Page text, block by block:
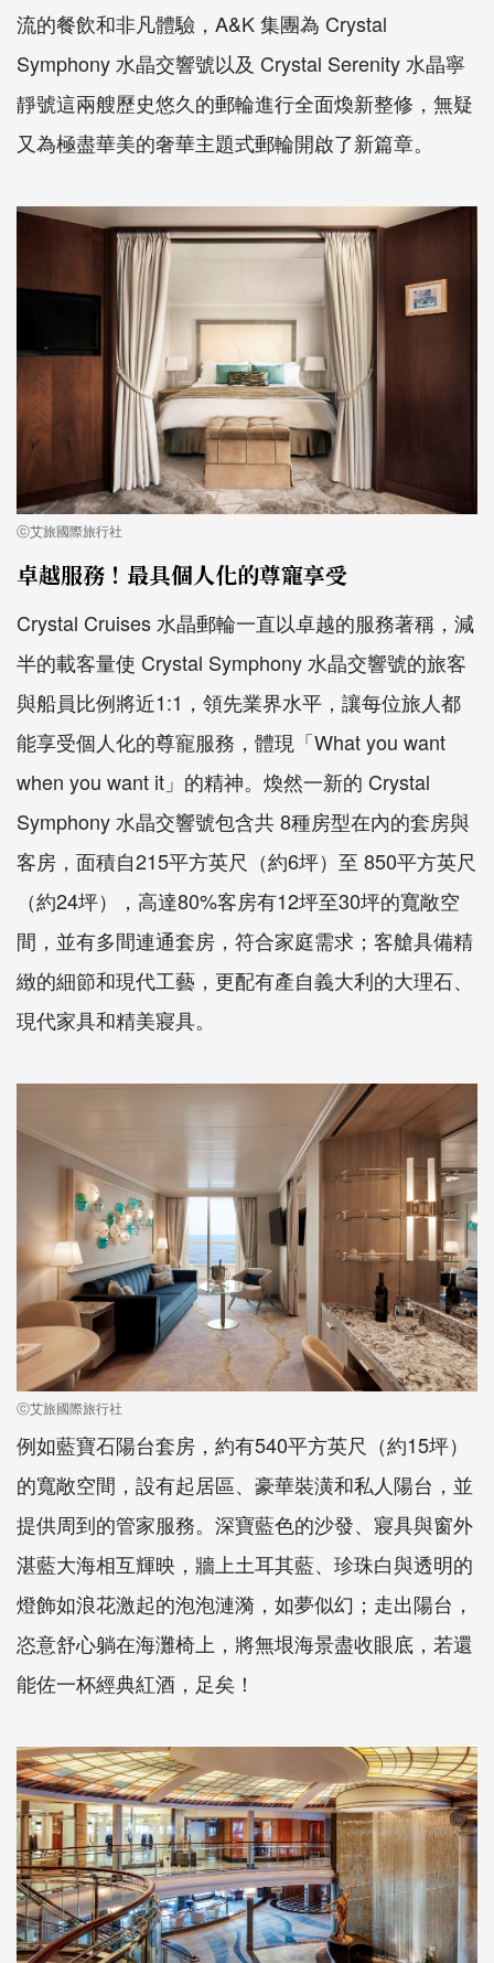
流的餐飲和非凡體驗，A&K 集團為 Crystal
Symphony 水晶交響號以及 Crystal Serenity 水晶寧
靜號這兩艘歷史悠久的郵輪進行全面煥新整修，無疑
又為極盡華美的奢華主題式郵輪開啟了新篇章。
ⓒ艾旅國際旅行社
卓越服務！最具個人化的尊寵享受
Crystal Cruises 水晶郵輪一直以卓越的服務著稱，減
半的載客量使 Crystal Symphony 水晶交響號的旅客
與船員比例將近1:1，領先業界水平，讓每位旅人都
能享受個人化的尊寵服務，體現「What you want
when you want it」的精神。煥然一新的 Crystal
Symphony 水晶交響號包含共 8種房型在內的套房與
客房，面積自215平方英尺（約6坪）至 850平方英尺
（約24坪），高達80%客房有12坪至30坪的寬敞空
間，並有多間連通套房，符合家庭需求；客艙具備精
緻的細節和現代工藝，更配有產自義大利的大理石、
現代家具和精美寢具。
ⓒ艾旅國際旅行社
例如藍寶石陽台套房，約有540平方英尺（約15坪）
的寬敞空間，設有起居區、豪華裝潢和私人陽台，並
提供周到的管家服務。深寶藍色的沙發、寢具與窗外
湛藍大海相互輝映，牆上土耳其藍、珍珠白與透明的
燈飾如浪花激起的泡泡漣漪，如夢似幻；走出陽台，
恣意舒心躺在海灘椅上，將無垠海景盡收眼底，若還
能佐一杯經典紅酒，足矣！